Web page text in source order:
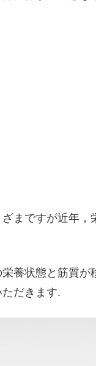
まですが近年
養状態と筋質が
だきます.